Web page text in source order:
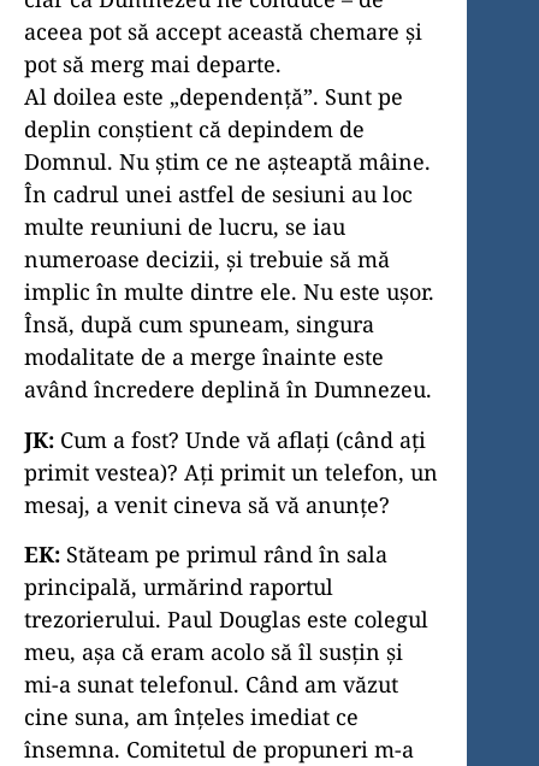
aceea pot să accept această chemare și
pot să merg mai departe.
Al doilea este „dependență”. Sunt pe
deplin conștient că depindem de
Domnul. Nu știm ce ne așteaptă mâine.
În cadrul unei astfel de sesiuni au loc
multe reuniuni de lucru, se iau
numeroase decizii, și trebuie să mă
implic în multe dintre ele. Nu este ușor.
Însă, după cum spuneam, singura
modalitate de a merge înainte este
având încredere deplină în Dumnezeu.
JK: Cum a fost? Unde vă aflați (când ați
primit vestea)? Ați primit un telefon, un
mesaj, a venit cineva să vă anunțe?
EK: Stăteam pe primul rând în sala
principală, urmărind raportul
trezorierului. Paul Douglas este colegul
meu, așa că eram acolo să îl susțin și
mi-a sunat telefonul. Când am văzut
cine suna, am înțeles imediat ce
însemna. Comitetul de propuneri m-a